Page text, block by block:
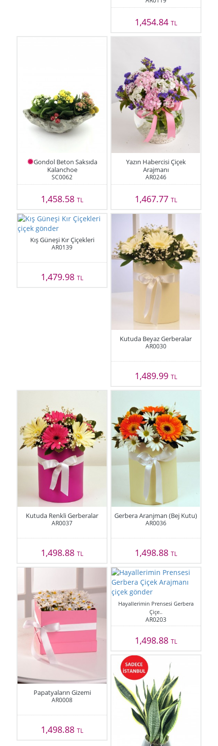
1,454.84 TL
Gondol Beton Saksıda
Kalanchoe
SC0062
1,458.58TL
Yazın Habercisi Çiçek
Arajmanı
AR0246
1,467.77 TL
Kış Güneşi Kır Çiçekleri
AR0139
1,479.98TL
Kutuda Beyaz Gerberalar
AR0030
1,489.99 TL
Kutuda Renkli Gerberalar
AR0037
1,498.88TL
Gerbera Aranjman (Bej Kutu)
AR0036
1,498.88 TL
Papatyaların Gizemi
AR0008
1,498.88TL
Hayallerimin Prensesi Gerbera
Çiçe..
AR0203
1,498.88 TL